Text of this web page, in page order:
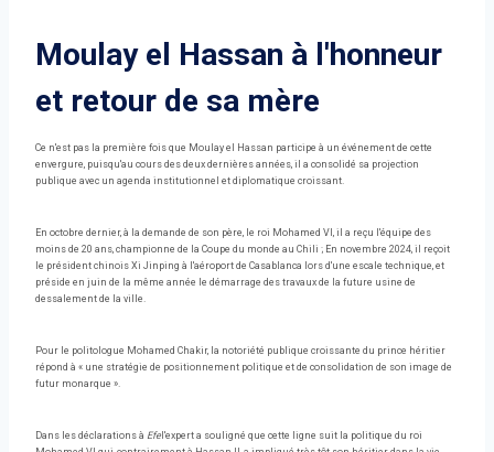
Moulay el Hassan à l'honneur
et retour de sa mère
Ce n'est pas la première fois que Moulay el Hassan participe à un événement de cette
envergure, puisqu'au cours des deux dernières années, il a consolidé sa projection
publique avec un agenda institutionnel et diplomatique croissant.
En octobre dernier, à la demande de son père, le roi Mohamed VI, il a reçu l'équipe des
moins de 20 ans, championne de la Coupe du monde au Chili ; En novembre 2024, il reçoit
le président chinois Xi Jinping à l'aéroport de Casablanca lors d'une escale technique, et
préside en juin de la même année le démarrage des travaux de la future usine de
dessalement de la ville.
Pour le politologue Mohamed Chakir, la notoriété publique croissante du prince héritier
répond à « une stratégie de positionnement politique et de consolidation de son image de
futur monarque ».
Dans les déclarations à Efe l'expert a souligné que cette ligne suit la politique du roi